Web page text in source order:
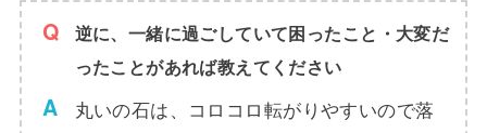
逆に、一緒に過ごしていて困ったこと・大変だ
ったことがあれば教えてください
丸いの石は、コロコロ転がりやすいので落